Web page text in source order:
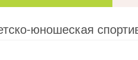
юношеская